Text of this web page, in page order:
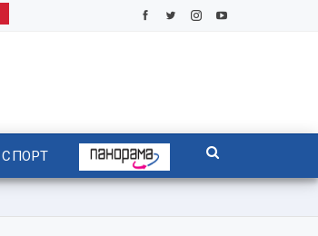
СПОРТ